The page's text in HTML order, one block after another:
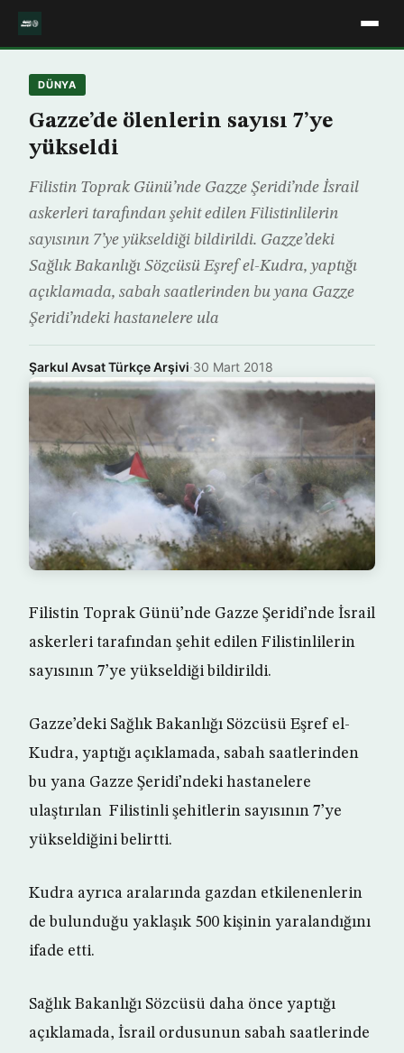
DÜNYA
Gazze’de ölenlerin sayısı 7’ye
yükseldi
Filistin Toprak Günü’nde Gazze Şeridi’nde İsrail
askerleri tarafından şehit edilen Filistinlilerin
sayısının 7’ye yükseldiği bildirildi. Gazze’deki
Sağlık Bakanlığı Sözcüsü Eşref el-Kudra, yaptığı
açıklamada, sabah saatlerinden bu yana Gazze
Şeridi’ndeki hastanelere ula
Şarkul Avsat Türkçe Arşivi·30 Mart 2018
Filistin Toprak Günü’nde Gazze Şeridi’nde İsrail
askerleri tarafından şehit edilen Filistinlilerin
sayısının 7’ye yükseldiği bildirildi.
Gazze’deki Sağlık Bakanlığı Sözcüsü Eşref el-
Kudra, yaptığı açıklamada, sabah saatlerinden
bu yana Gazze Şeridi’ndeki hastanelere
ulaştırılan Filistinli şehitlerin sayısının 7’ye
yükseldiğini belirtti.
Kudra ayrıca aralarında gazdan etkilenenlerin
de bulunduğu yaklaşık 500 kişinin yaralandığını
ifade etti.
Sağlık Bakanlığı Sözcüsü daha önce yaptığı
açıklamada, İsrail ordusunun sabah saatlerinde